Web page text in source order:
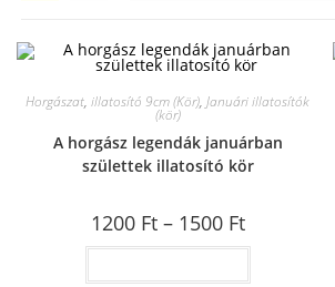
Horgászat,illatosító 9cm (Kör),Januári illatosítók
(kör)
A horgász legendák januárban
születtek illatosító kör
1200 Ft– 1500 Ft